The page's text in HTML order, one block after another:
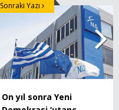
On yıl sonra Yeni
Sonraki Yazı